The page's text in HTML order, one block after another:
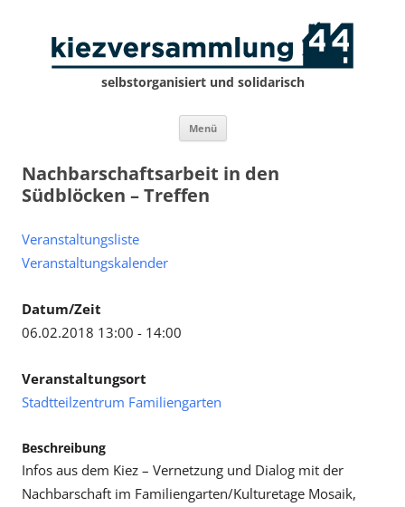
selbstorganisiert und solidarisch
Menü Zum
springen
Nachbarschaftsarbeit in den
Südblöcken – Treffen
Veranstaltungsliste
Veranstaltungskalender
Datum/Zeit
06.02.2018 13:00 - 14:00
Veranstaltungsort
Stadtteilzentrum Familiengarten
Beschreibung
Infos aus dem Kiez – Vernetzung und Dialog mit der
Nachbarschaft im Familiengarten/Kulturetage Mosaik,